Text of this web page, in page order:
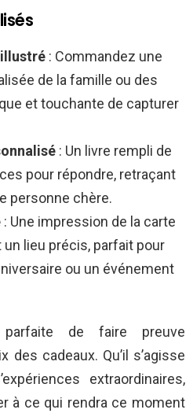
: Commandez une
de la famille ou des
et touchante de capturer
: Un livre rempli de
pour répondre, retraçant
personne chère.
: Une impression de la carte
un lieu précis, parfait pour
ou un événement
de faire preuve
des cadeaux. Qu’il s’agisse
extraordinaires,
à ce qui rendra ce moment